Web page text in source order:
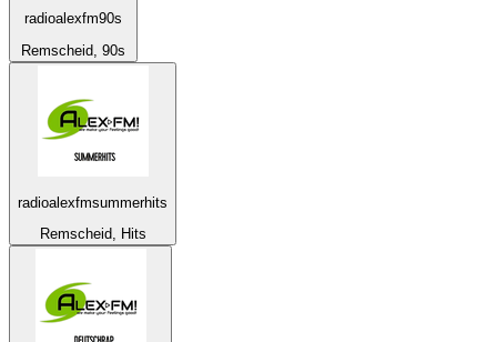
radioalexfm90s
Remscheid, 90s
radioalexfmsummerhits
Remscheid, Hits